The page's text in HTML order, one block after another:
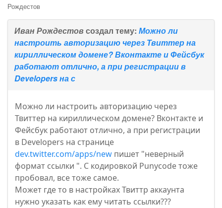
Рождестов
Иван Рождестовсоздал тему: Можно ли
настроить авторизацию через Твиттер на
кириллическом домене? Вконтакте и Фейсбук
работают отлично, а при регистрации в
Developers на с
Можно ли настроить авторизацию через
Твиттер на кириллическом домене? Вконтакте и
Фейсбук работают отлично, а при регистрации
в Developers на странице
dev.twitter.com/apps/new пишет "неверный
формат ссылки ". С кодировкой Punycode тоже
пробовал, все тоже самое.
Может где то в настройках Твиттр аккаунта
нужно указать как ему читать ссылки???